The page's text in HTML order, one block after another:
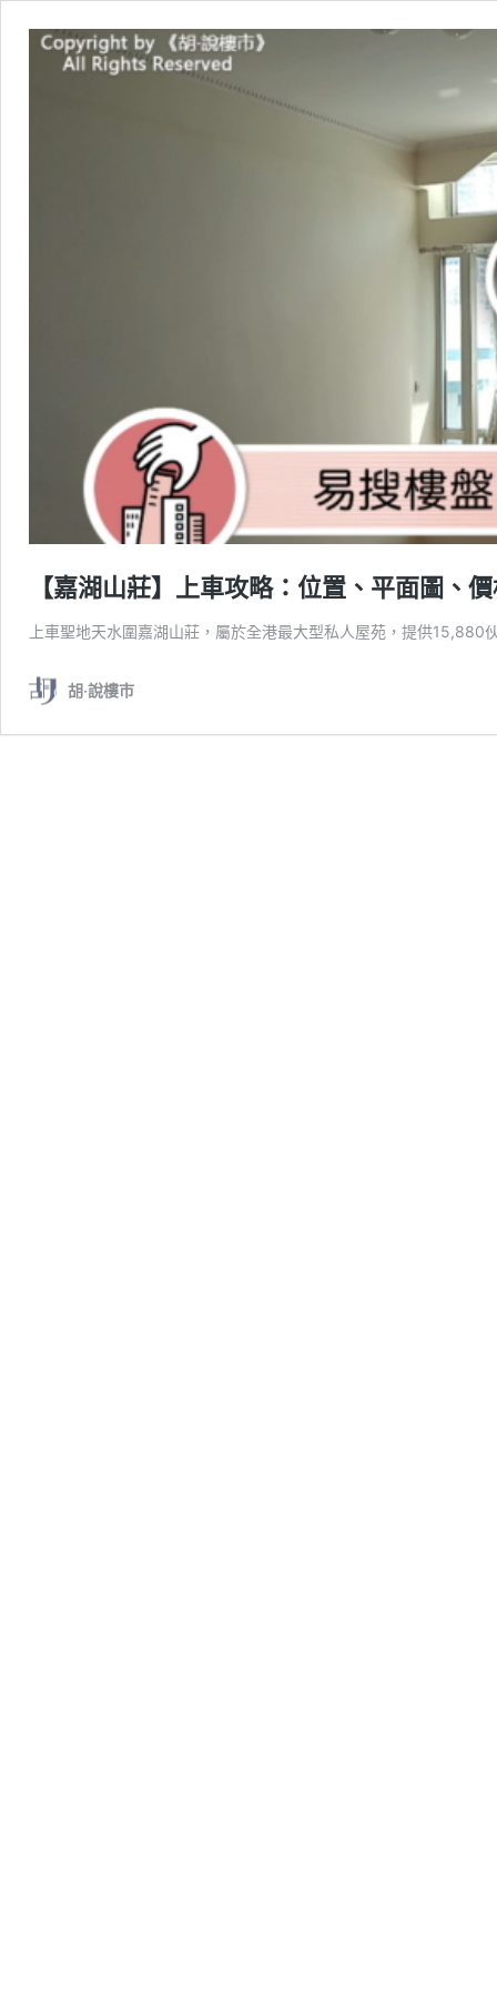
【嘉湖山莊】上車攻略：位置、平面圖、
上車聖地天水圍嘉湖山莊，屬於全港最大型私人屋苑，提供
胡‧說樓市